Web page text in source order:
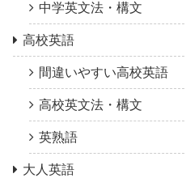
中学英文法・構文
高校英語
間違いやすい高校英語
高校英文法・構文
英熟語
大人英語